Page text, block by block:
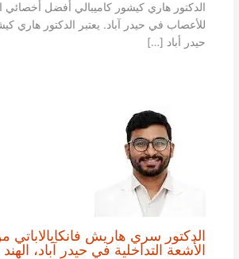
الدكتور هاري كيشور كاميبالي أفضل أخصائي
للأعصاب في حيدر آباد. يعتبر الدكتور هاري
حيدر أباد […]
الدكتور سري هاريش فانكايالاباتي
الأشعة التداخلية في حيدر آباد، الهند